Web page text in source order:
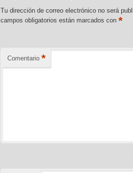
Tu dirección de correo electrónico no será
campos obligatorios están marcados con*
Comentario *